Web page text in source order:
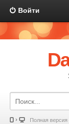
Войти
Полная версия